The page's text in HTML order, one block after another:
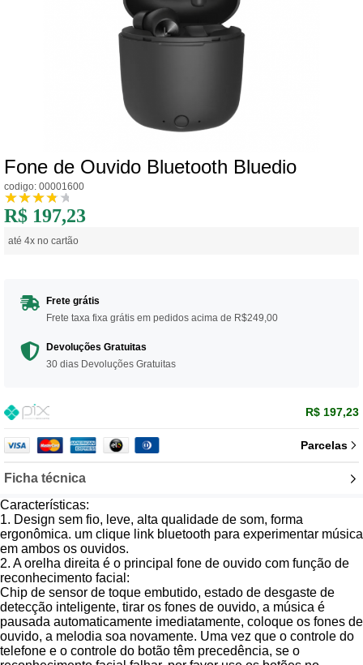
Fone de Ouvido Bluetooth Bluedio
codigo: 00001600
R$ 197,23
até 4x no cartão
Frete grátis
Frete taxa fixa grátis em pedidos acima de R$249,00
Devoluções Gratuitas
30 dias Devoluções Gratuitas
R$ 197,23
Parcelas
Ficha técnica
Características:
1. Design sem fio, leve, alta qualidade de som, forma
ergonômica. um clique link bluetooth para experimentar música
em ambos os ouvidos.
2. A orelha direita é o principal fone de ouvido com função de
reconhecimento facial:
Chip de sensor de toque embutido, estado de desgaste de
detecção inteligente, tirar os fones de ouvido, a música é
pausada automaticamente imediatamente, coloque os fones de
ouvido, a melodia soa novamente. Uma vez que o controle do
telefone e o controle do botão têm precedência, se o